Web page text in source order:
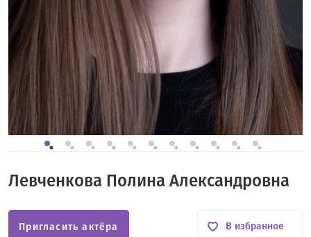
Левченкова Полина Александровна
Пригласить актёра В избранное